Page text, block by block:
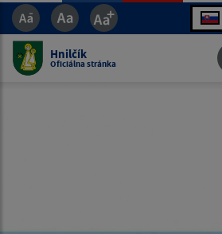
Hnilčík
Oficiálna stránka